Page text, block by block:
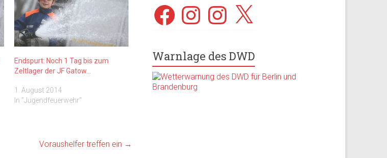
Endspurt: Noch 1 Tag bis zum
Zeltlager der JF Gatow…
1. August 2014
In "Jugendfeuerwehr"
Voraushelfer treffen ein →
FacebookInstagramInstagram
X
Warnlage des DWD